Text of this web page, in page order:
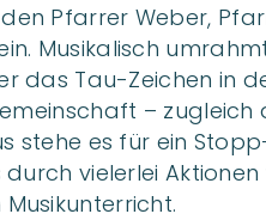
Pfarrer Weber,
Musikalisch
das Tau-Zeichen in
–
stehe es für ein
vielerlei